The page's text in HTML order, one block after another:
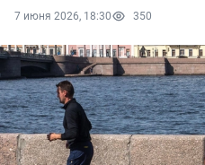
7 июня 2026, 18:30 350